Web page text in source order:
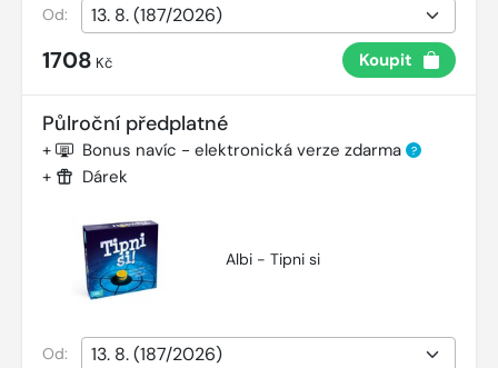
Od:
1708 Kč Koupit
Půlroční předplatné
+ Bonus navíc - elektronická verze zdarma ?
+ Dárek
Albi - Tipni si
Od: